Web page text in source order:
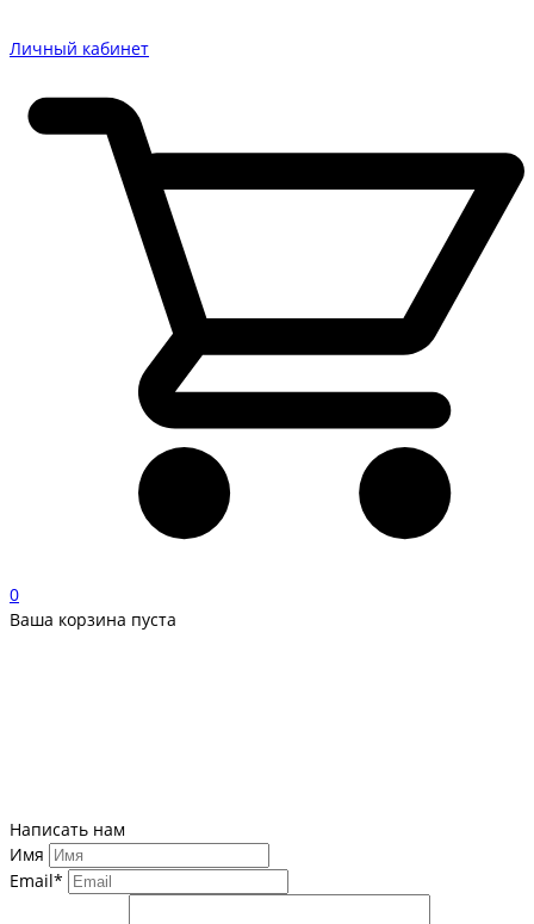
Личный кабинет
0
Ваша корзина пуста
Написать нам
Имя
Email*